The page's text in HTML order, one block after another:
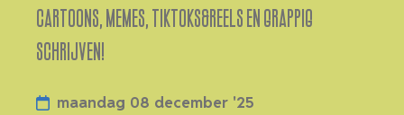
Cartoons, memes, tiktoks&reels en grappig
schrijven!
maandag 08 december '25